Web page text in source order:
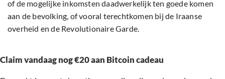
of de mogelijke inkomsten daadwerkelijk ten goede komen
aan de bevolking, of vooral terechtkomen bij de Iraanse
overheid en de Revolutionaire Garde.
Claim vandaag nog €20 aan Bitcoin cadeau